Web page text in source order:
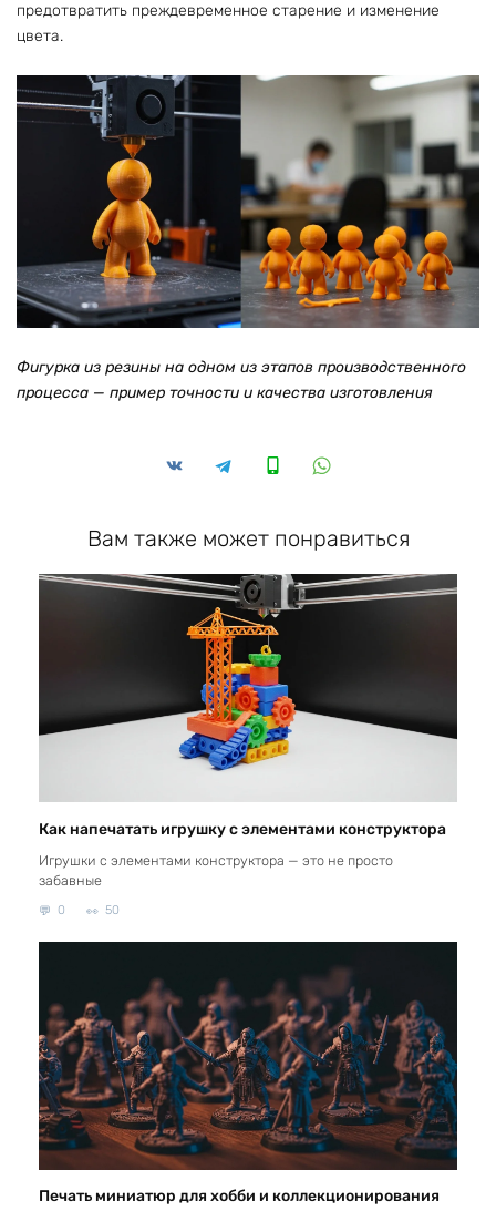
предотвратить преждевременное старение и изменение
цвета.
Фигурка из резины на одном из этапов производственного
процесса — пример точности и качества изготовления
Вам также может понравиться
Как напечатать игрушку с элементами конструктора
Игрушки с элементами конструктора — это не просто
забавные
0 50
Печать миниатюр для хобби и коллекционирования